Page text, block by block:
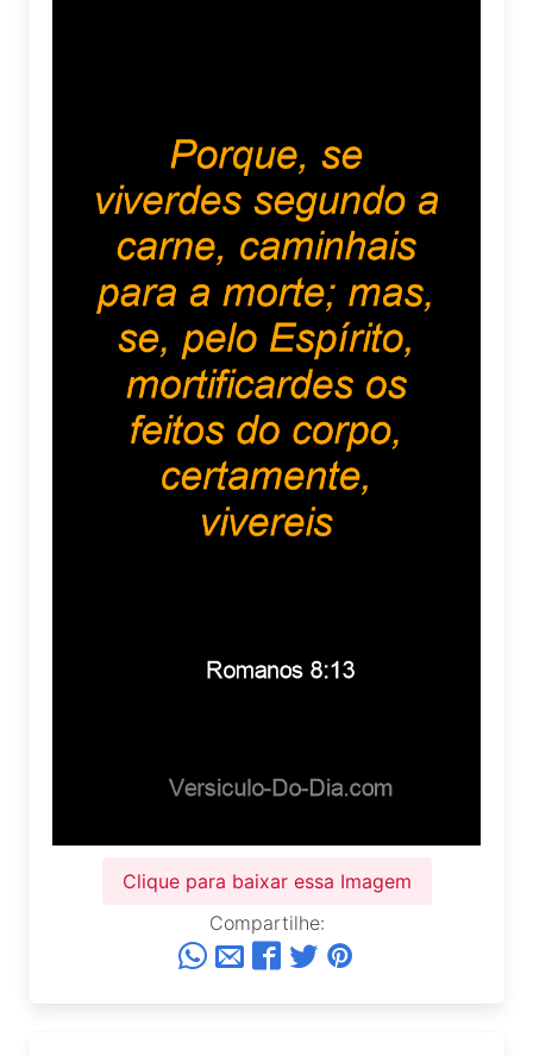
Clique para baixar essa Imagem
Compartilhe: